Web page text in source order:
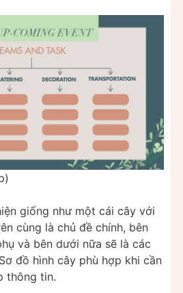
giống như một cái cây với
cùng là chủ đề chính, bên
và bên dưới nữa sẽ là các
đồ hình cây phù hợp khi cần
thông tin.